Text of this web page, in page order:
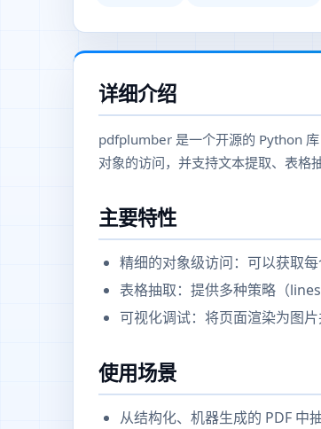
详细介绍
pdfplumber 是一个开源的 Python
对象的访问，并支持文本提取、表格
主要特性
精细的对象级访问：可以获取
表格抽取：提供多种策略（
可视化调试：将页面渲染为图
使用场景
从结构化、机器生成的 PDF 中